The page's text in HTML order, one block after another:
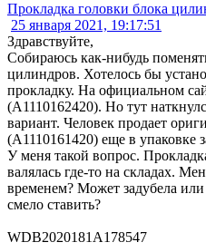
Прокладка головки блока
25 января 2021, 19:17:51
Здравствуйте,
Собираюсь как-нибудь
цилиндров. Хотелось бы
прокладку. На официальном
(A1110162420). Но тут
вариант. Человек продает
(A1110161420) еще в упаковке
У меня такой вопрос.
валялась где-то на складах.
временем? Может задубела
смело ставить?
WDB2020181A178547